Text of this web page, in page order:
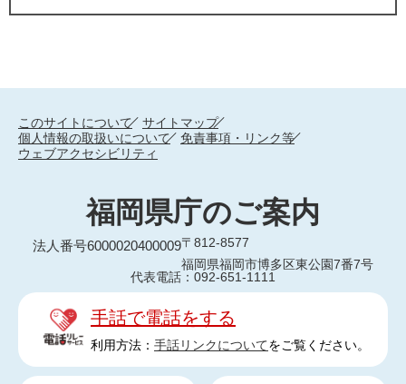
このサイトについて
サイトマップ
個人情報の取扱いについて
免責事項・リンク等
ウェブアクセシビリティ
福岡県庁のご案内
法人番号6000020400009〒812-8577
福岡県福岡市博多区東公園7番7号
代表電話：092-651-1111
手話で電話をする
利用方法： 手話リンクについてをご覧ください。